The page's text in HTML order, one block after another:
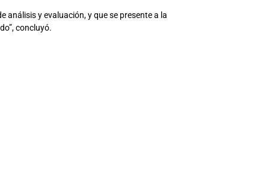
análisis y evaluación, y que se presente a la
concluyó.